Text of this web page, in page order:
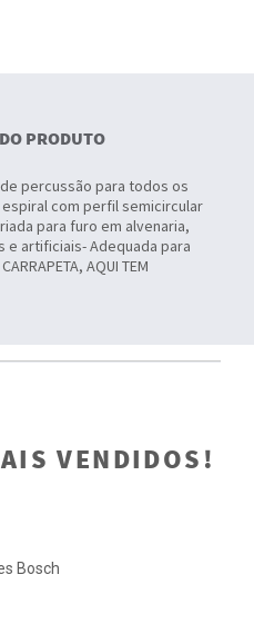
PRODUTO
percussão para todos os
com perfil semicircular
para furo em alvenaria,
e artificiais- Adequada para
AQUI TEM
VENDIDOS!
Bosch